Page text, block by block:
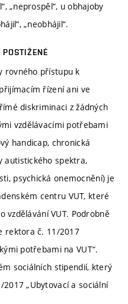
„neprospěl“, u obhajoby
„neobhájil“.
rovného přístupu k
řízení ani ve
diskriminaci z žádných
vzdělávacími potřebami
handicap, chronická
autistického spektra,
psychická onemocnění) je
centru VUT, které
vzdělávání VUT. Podrobně
rektora č. 11/2017
potřebami na VUT“.
sociálních stipendií, který
„Ubytovací a sociální